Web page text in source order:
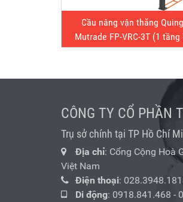
Cầu nâng vận thăng
Mutrade FP-VRC-3T (1 tầng
CÔNG TY CỔ PHẦN
Trụ sở chính tại TP Hồ Chí
Địa chỉ: Cổng Cộng Hoà
Việt Nam
Điện thoại:
Di động: 0918.841.468 -